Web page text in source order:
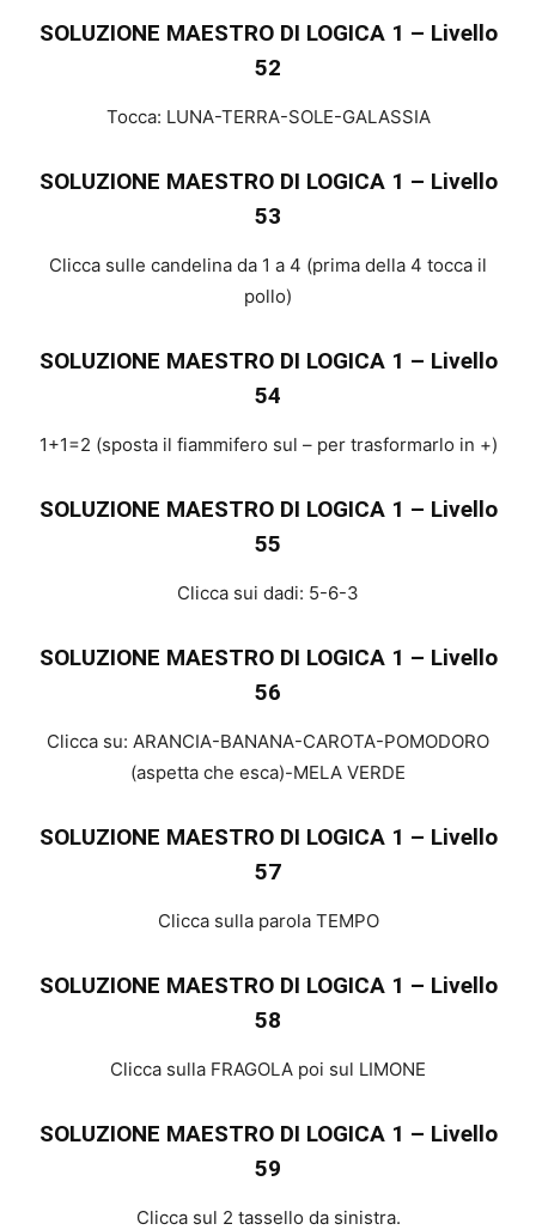
SOLUZIONE MAESTRO DI LOGICA 1 – Livello
52
Tocca: LUNA-TERRA-SOLE-GALASSIA
SOLUZIONE MAESTRO DI LOGICA 1 – Livello
53
Clicca sulle candelina da 1 a 4 (prima della 4 tocca il
pollo)
SOLUZIONE MAESTRO DI LOGICA 1 – Livello
54
1+1=2 (sposta il fiammifero sul – per trasformarlo in +)
SOLUZIONE MAESTRO DI LOGICA 1 – Livello
55
Clicca sui dadi: 5-6-3
SOLUZIONE MAESTRO DI LOGICA 1 – Livello
56
Clicca su: ARANCIA-BANANA-CAROTA-POMODORO
(aspetta che esca)-MELA VERDE
SOLUZIONE MAESTRO DI LOGICA 1 – Livello
57
Clicca sulla parola TEMPO
SOLUZIONE MAESTRO DI LOGICA 1 – Livello
58
Clicca sulla FRAGOLA poi sul LIMONE
SOLUZIONE MAESTRO DI LOGICA 1 – Livello
59
Clicca sul 2 tassello da sinistra.